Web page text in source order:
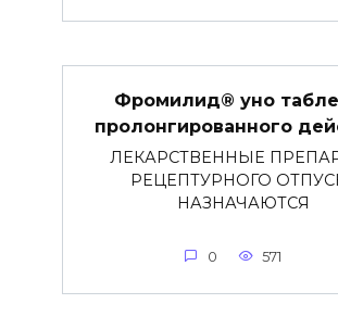
Фромилид® уно
пролонгированного
ЛЕКАРСТВЕННЫЕ
РЕЦЕПТУРНОГО
НАЗНАЧАЮТСЯ
0 571